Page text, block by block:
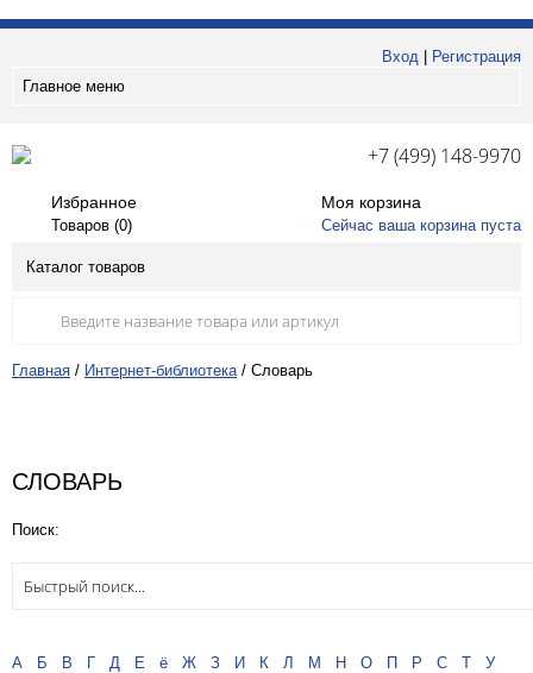
Вход
Регистрация
Главное меню
+7 (499) 148-9970
Избранное
Товаров (0)
Моя корзина
Сейчас ваша корзина пуста
Каталог товаров
Главная / Интернет-библиотека / Словарь
СЛОВАРЬ
Поиск:
А Б В Г Д Е ё Ж З И К Л М Н О П Р С Т
У